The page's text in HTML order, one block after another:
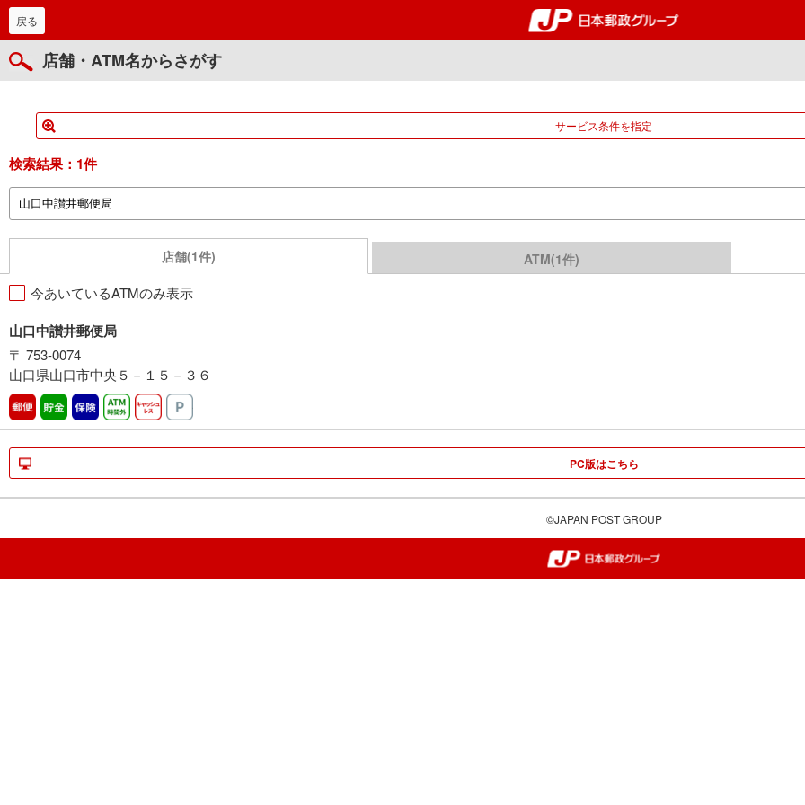
郵便局・日本郵政グループ
戻る
店舗・ATM名からさがす
サービス条件を指定
検索結果： 1件
店舗(1件) ATM(1件)
今あいているATMのみ表示
山口中讃井郵便局
〒 753-0074
山口県山口市中央５－１５－３６
郵便 貯金 保険 ATM時間外キャッシュレス
PC版はこちら
©JAPAN POST GROUP